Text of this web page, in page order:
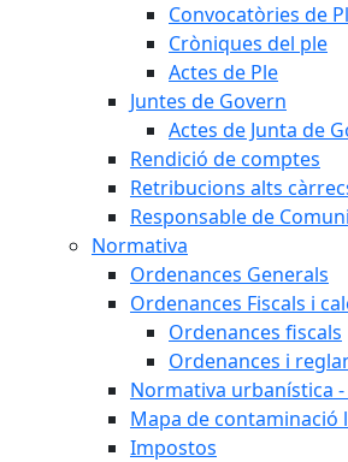
Convocatòries de
Cròniques del ple
Actes de Ple
Juntes de Govern
Actes de Junta de
Rendició de comptes
Retribucions alts
Responsable de
Normativa
Ordenances Generals
Ordenances Fiscals i
Ordenances fiscals
Ordenances i
Normativa urbanística -
Mapa de contaminació
Impostos